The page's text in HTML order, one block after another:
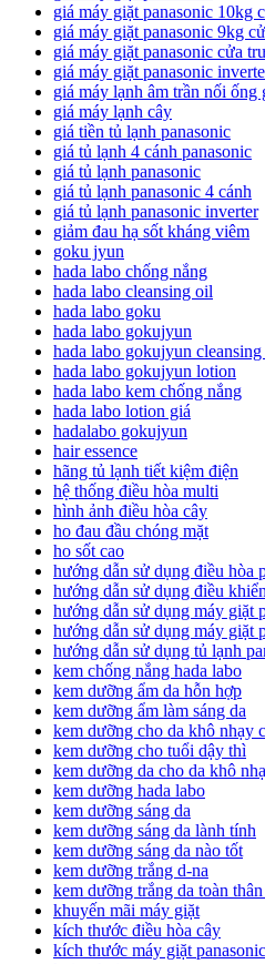
giá máy giặt panasonic 10kg
giá máy giặt panasonic 9kg
giá máy giặt panasonic cửa
giá máy giặt panasonic
giá máy lạnh âm trần nối ống
giá máy lạnh cây
giá tiền tủ lạnh panasonic
giá tủ lạnh 4 cánh panasonic
giá tủ lạnh panasonic
giá tủ lạnh panasonic 4 cánh
giá tủ lạnh panasonic inverter
giảm đau hạ sốt kháng viêm
goku jyun
hada labo chống nắng
hada labo cleansing oil
hada labo goku
hada labo gokujyun
hada labo gokujyun
hada labo gokujyun lotion
hada labo kem chống nắng
hada labo lotion giá
hadalabo gokujyun
hair essence
hãng tủ lạnh tiết kiệm điện
hệ thống điều hòa multi
hình ảnh điều hòa cây
ho đau đầu chóng mặt
ho sốt cao
hướng dẫn sử dụng điều hòa
hướng dẫn sử dụng điều
hướng dẫn sử dụng máy giặt
hướng dẫn sử dụng máy giặt
hướng dẫn sử dụng tủ lạnh
kem chống nắng hada labo
kem dưỡng ẩm da hỗn hợp
kem dưỡng ẩm làm sáng da
kem dưỡng cho da khô nhạy
kem dưỡng cho tuổi dậy thì
kem dưỡng da cho da khô
kem dưỡng hada labo
kem dưỡng sáng da
kem dưỡng sáng da lành tính
kem dưỡng sáng da nào tốt
kem dưỡng trắng d-na
kem dưỡng trắng da toàn thân
khuyến mãi máy giặt
kích thước điều hòa cây
kích thước máy giặt